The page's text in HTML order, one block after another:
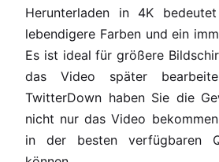
Herunterladen in 4K
lebendigere Farben und ein
Es ist ideal für größere
das Video später
TwitterDown haben Sie die
nicht nur das Video
in der besten verfügbaren